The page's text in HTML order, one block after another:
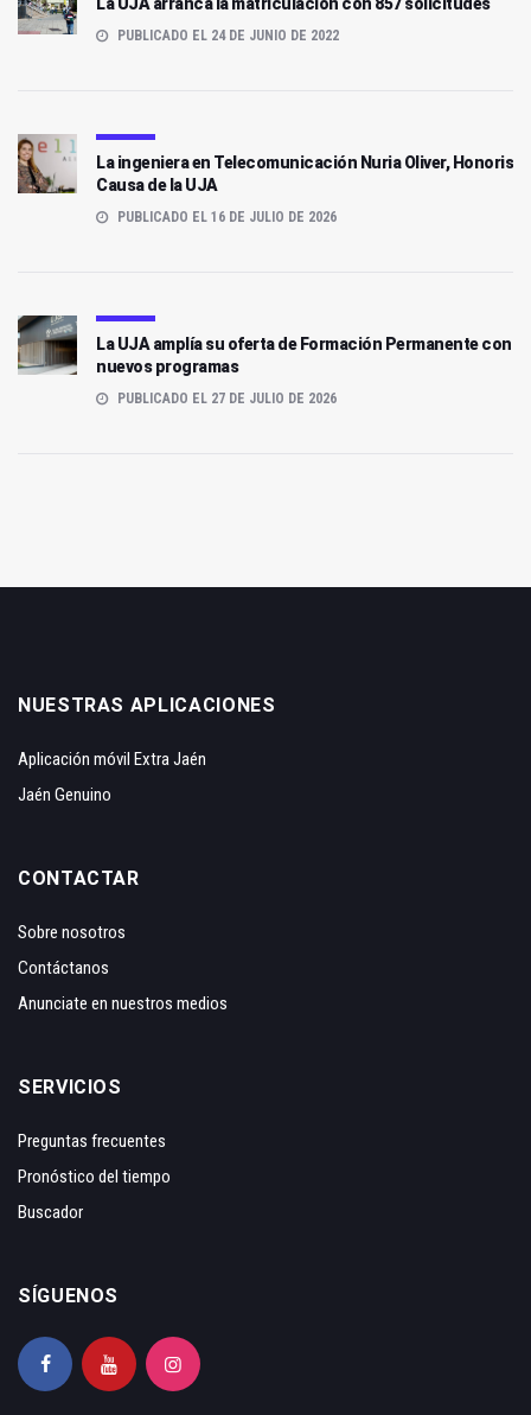
PUBLICADO EL 24 DE JUNIO DE 2022
La ingeniera en Telecomunicación Nuria Oliver, Honoris
Causa de la UJA
PUBLICADO EL 16 DE JULIO DE 2026
La UJA amplía su oferta de Formación Permanente con
nuevos programas
PUBLICADO EL 27 DE JULIO DE 2026
NUESTRAS APLICACIONES
Aplicación móvil Extra Jaén
Jaén Genuino
CONTACTAR
Sobre nosotros
Contáctanos
Anunciate en nuestros medios
SERVICIOS
Preguntas frecuentes
Pronóstico del tiempo
Buscador
SÍGUENOS